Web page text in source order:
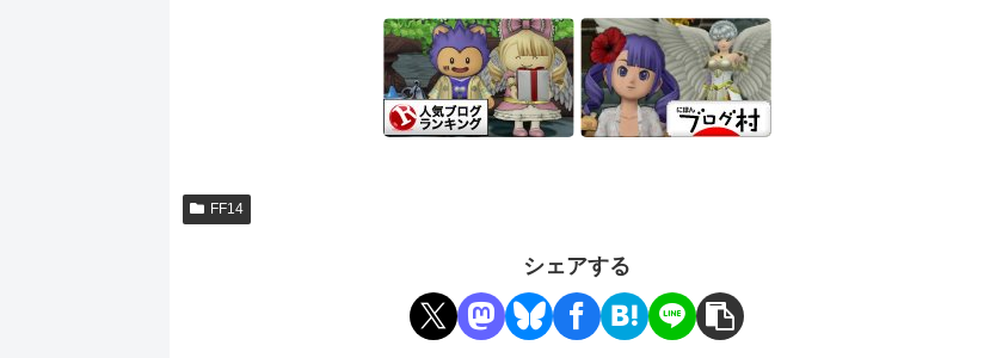
FF14
シェアする